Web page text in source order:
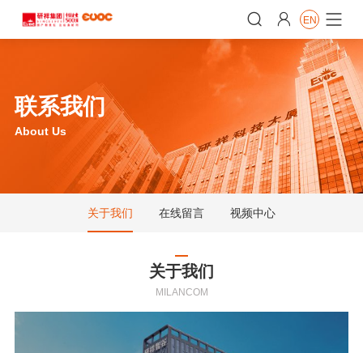


 EN
联系我们
About Us
关于我们 在线留言 视频中心
关于我们
MILANCOM